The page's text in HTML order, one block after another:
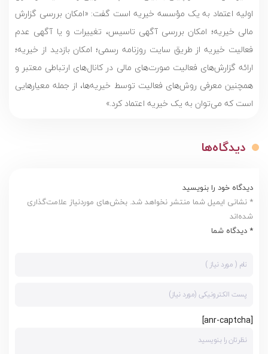
اولیه اعتماد به یک مؤسسه خیریه است گفت: «امکان بررسی گزارش
مالی خیریه؛ امکان بررسی آگهی تاسیس، تغییرات و یا آگهی عدم
فعالیت خیریه از طریق سایت روزنامه رسمی؛ امکان بازدید از خیریه؛
ارائه گزارش‌های فعالیت صورت‌های مالی در کانال‌های ارتباطی معتبر و
همچنین معرفی روش‌های فعالیت توسط خیریه‌ها، از جمله معیارهایی
است که می‌توان به یک خیریه اعتماد کرد.»
دیدگاه‌ها
دیدگاه خود را بنویسید
* نشانی ایمیل شما منتشر نخواهد شد. بخش‌های موردنیاز علامت‌گذاری
شده‌اند
* دیدگاه شما
[anr-captcha]